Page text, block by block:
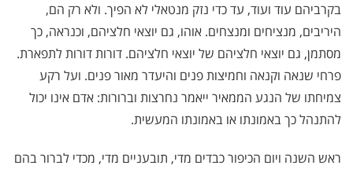
בקרביהם עוד ועוד, עד כדי נזק מנטאלי לא הפיך. ולא רק הם,
היריבים, מנציחים ומנצחים. אוהו, גם יוצאי חלציהם, וכנראה, כך
מסתמן, גם יוצאי חלציהם של יוצאי חלציהם. דורות דורות לתפארת.
פרחי שנאה וקנאה וחמיצות פנים והיעדר מאור פנים. ועל רקע
צמיחתו של הנגע הממאיר ייאמר נחרצות וברורות: אדם אינו יכול
להתנהל כך באמונתו או באמונתו המעשית.
ראש השנה ויום הכיפור כבדים מדי, תובעניים מדי, מכדי לברור בהם